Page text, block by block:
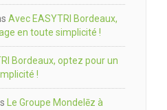
Avec EASYTRI Bordeaux,
en toute simplicité !
Bordeaux, optez pour un
!
Le Groupe Mondelēz à